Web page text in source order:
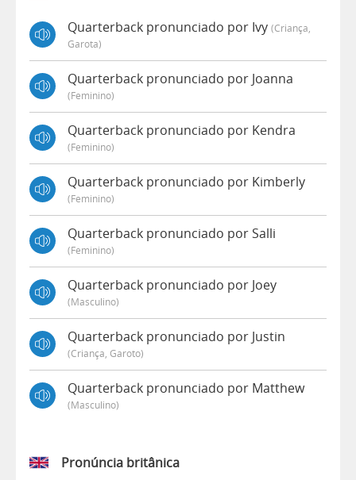
Quarterback pronunciado por Ivy (criança,
Garota)
Quarterback pronunciado por Joanna
(feminino)
Quarterback pronunciado por Kendra
(feminino)
Quarterback pronunciado por Kimberly
(feminino)
Quarterback pronunciado por Salli
(feminino)
Quarterback pronunciado por Joey
(masculino)
Quarterback pronunciado por Justin
(criança, Garoto)
Quarterback pronunciado por Matthew
(masculino)
Pronúncia britânica